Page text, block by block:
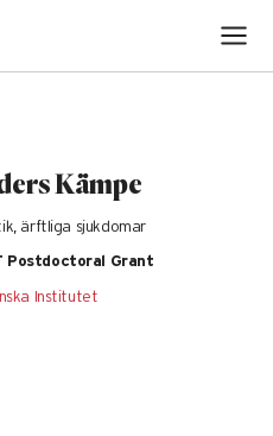
Kämpe
ärftliga sjukdomar
Postdoctoral Grant
Institutet